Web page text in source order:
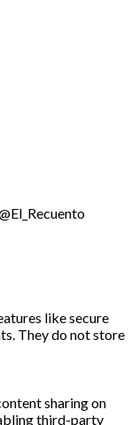
like secure
They do not store
sharing on
third-party